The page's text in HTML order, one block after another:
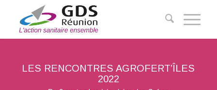
LES RENCONTRES AGROFERT’ÎLES
2022